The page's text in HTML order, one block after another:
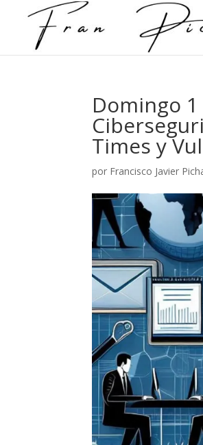
Domingo
Times y
por Francisco Javier